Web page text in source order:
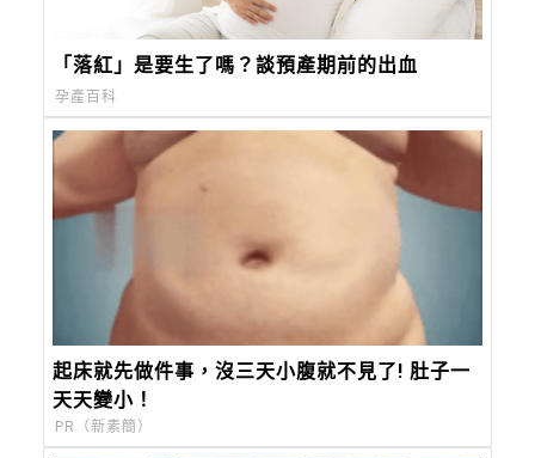
「落紅」是要生了嗎？談預產期前的出血
孕產百科
起床就先做件事，沒三天小腹就不見了! 肚子一
天天變小！
PR（新素簡）